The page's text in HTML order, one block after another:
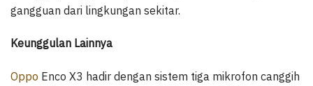
gangguan dari lingkungan sekitar.
Keunggulan Lainnya
Oppo Enco X3 hadir dengan sistem tiga mikrofon canggih